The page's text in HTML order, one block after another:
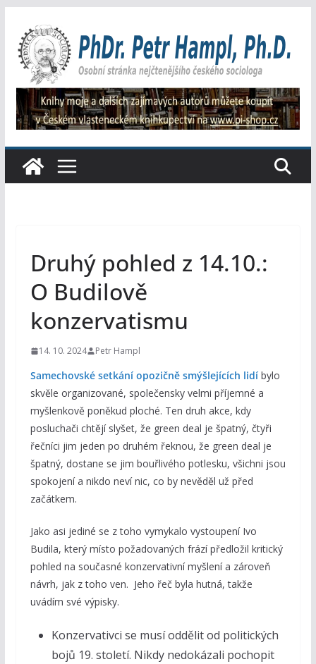
obsah
Druhý pohled z 14.10.:
O Budilově
konzervatismu
14. 10. 2024 Petr Hampl
Samechovské setkání opozičně smýšlejících lidíbylo
skvěle organizované, společensky velmi příjemné a
myšlenkově poněkud ploché. Ten druh akce, kdy
posluchači chtějí slyšet, že green deal je špatný, čtyři
řečníci jim jeden po druhém řeknou, že green deal je
špatný, dostane se jim bouřlivého potlesku, všichni jsou
spokojení a nikdo neví nic, co by nevěděl už před
začátkem.
Jako asi jediné se z toho vymykalo vystoupení Ivo
Budila, který místo požadovaných frází předložil kritický
pohled na současné konzervativní myšlení a zároveň
návrh, jak z toho ven. Jeho řeč byla hutná, takže
uvádím své výpisky.
Konzervativci se musí oddělit od politických
bojů 19. století. Nikdy nedokázali pochopit